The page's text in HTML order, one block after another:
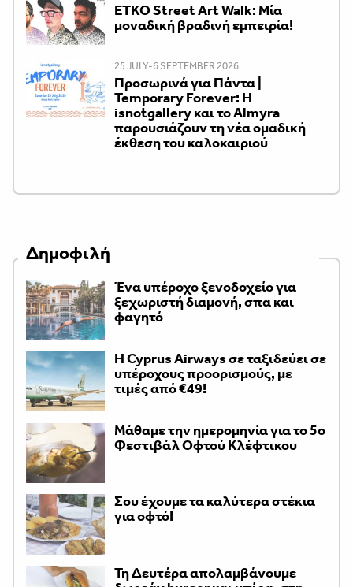
ETKO Street Art Walk: Μία
μοναδική βραδινή εμπειρία!
25 JULY-6 SEPTEMBER 2026
Προσωρινά για Πάντα |
Temporary Forever: Η
isnotgallery και το Almyra
παρουσιάζουν τη νέα ομαδική
έκθεση του καλοκαιριού
Δημοφιλή
Ένα υπέροχο ξενοδοχείο για
ξεχωριστή διαμονή, σπα και
φαγητό
H Cyprus Airways σε ταξιδεύει σε
υπέροχους προορισμούς, με
τιμές από €49!
Μάθαμε την ημερομηνία για το 5ο
Φεστιβάλ Οφτού Κλέφτικου
Σου έχουμε τα καλύτερα στέκια
για οφτό!
Τη Δευτέρα απολαμβάνουμε